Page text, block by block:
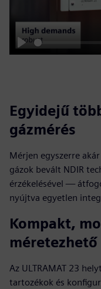
Play
Egyidejű
gázmérés
Mérjen egyszerre
gázok bevált NDIR
érzékelésével —
nyújtva egyetlen
Kompakt,
Az ULTRAMAT 23
tartozékok és